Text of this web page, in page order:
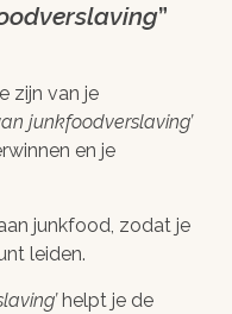
”
zijn van je
junkfoodverslaving
en je
junkfood, zodat je
leiden.
helpt je de